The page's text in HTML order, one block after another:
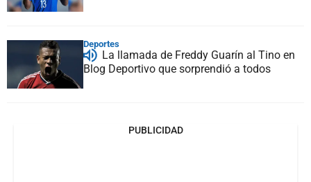
Deportes
La llamada de Freddy Guarín al Tino en
Blog Deportivo que sorprendió a todos
PUBLICIDAD